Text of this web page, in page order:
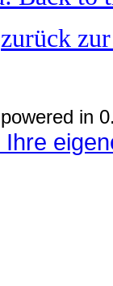
zurück
powered in
Ihre